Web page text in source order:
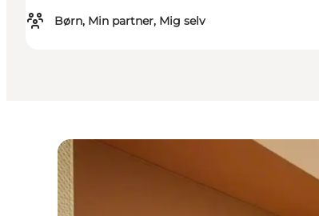
Børn, Min partner, Mig selv